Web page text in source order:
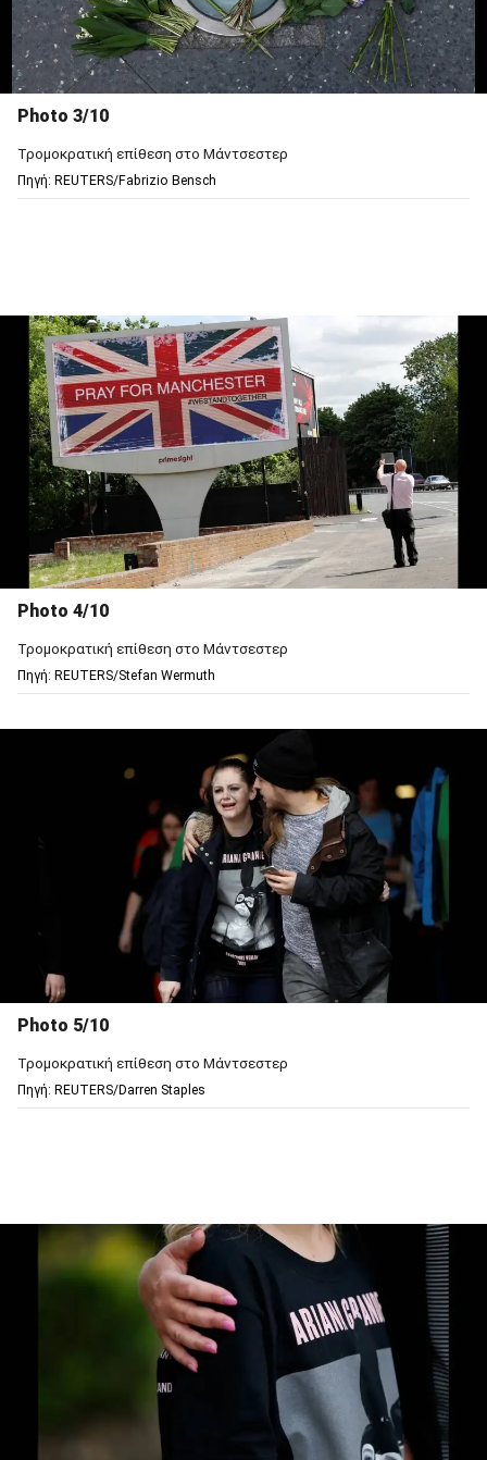
Photo 3/10
Τρομοκρατική επίθεση στο Μάντσεστερ
Πηγή: REUTERS/Fabrizio Bensch
Photo 4/10
Τρομοκρατική επίθεση στο Μάντσεστερ
Πηγή: REUTERS/Stefan Wermuth
Photo 5/10
Τρομοκρατική επίθεση στο Μάντσεστερ
Πηγή: REUTERS/Darren Staples